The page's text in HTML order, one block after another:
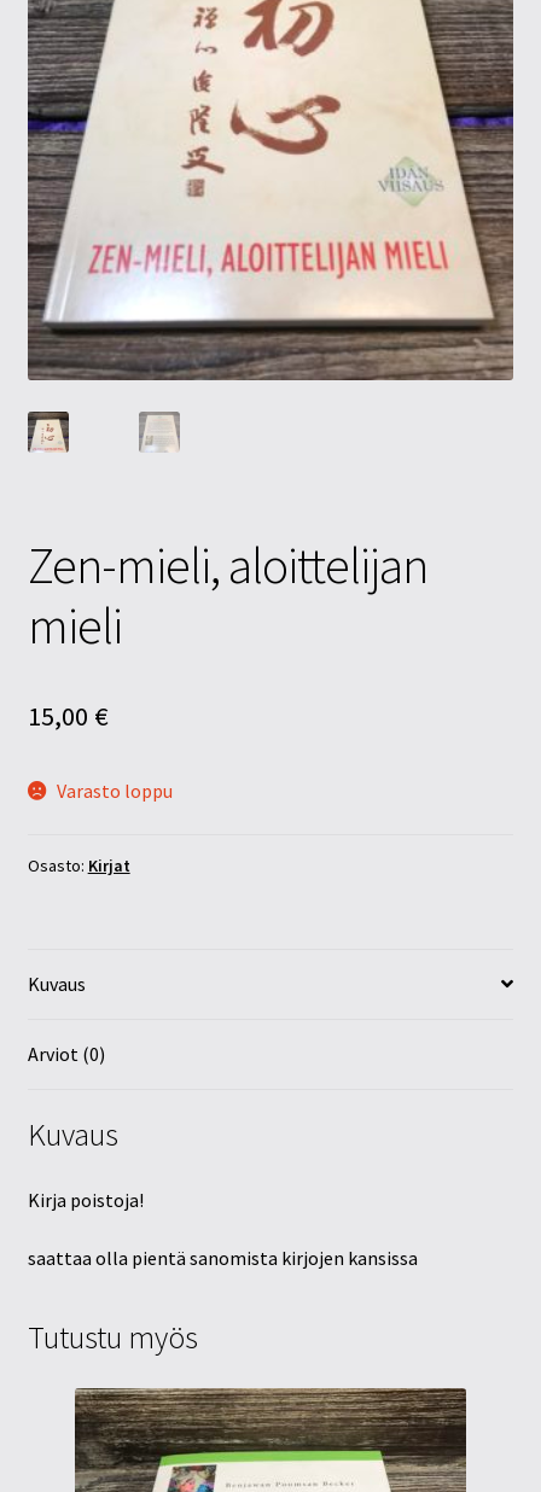
Tietosuojaseloste
Tuotteet
Yritysinfo
Zen-mieli, aloittelijan
mieli
15,00 €
Varasto loppu
Osasto: Kirjat
Kuvaus
Arviot (0)
Kuvaus
Kirja poistoja!
saattaa olla pientä sanomista kirjojen kansissa
Tutustu myös